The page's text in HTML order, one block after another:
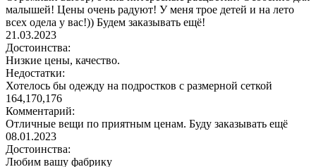
малышей! Цены очень радуют! У меня трое детей и на лето
всех одела у вас!)) Будем заказывать ещё!
21.03.2023
Достоинства:
Низкие цены, качество.
Недостатки:
Хотелось бы одежду на подростков с размерной сеткой
164,170,176
Комментарий:
Отличные вещи по приятным ценам. Буду заказывать ещё
08.01.2023
Достоинства:
Любим вашу фабрику